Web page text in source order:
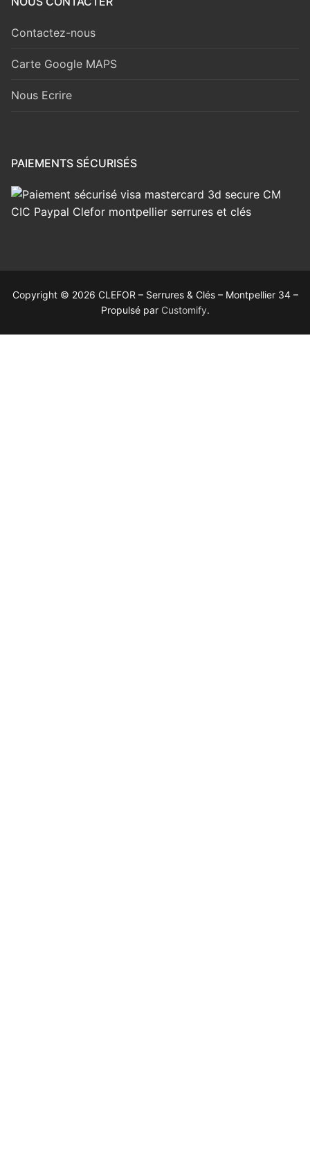
Contactez-nous
Carte Google MAPS
Nous Ecrire
PAIEMENTS SÉCURISÉS
Copyright © 2026 CLEFOR – Serrures & Clés – Montpellier 34 –
Propulsé par Customify.